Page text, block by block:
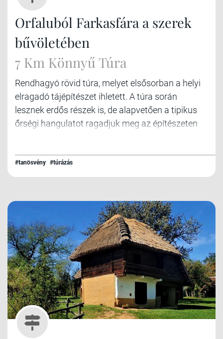
Orfaluból Farkasfára a szerek
bűvöletében
7 Km Könnyű Túra
Rendhagyó rövid túra, melyet elsősorban a helyi
elragadó tájépítészet ihletett. A túra során
lesznek erdős részek is, de alapvetően a tipikus
őrségi hangulatot ragadjuk meg az építészeten
#tanösvény #túrázás